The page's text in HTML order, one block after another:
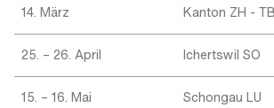
14. März Kanton ZH -
25. – 26. April Ichertswil SO
15. – 16. Mai Schongau LU